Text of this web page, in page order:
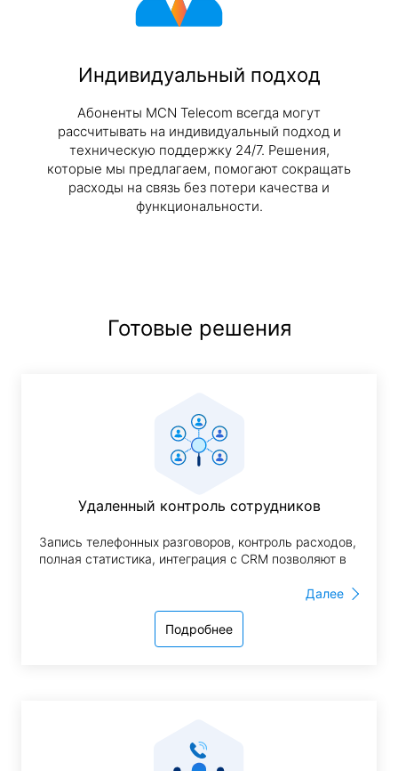
Индивидуальный подход
Абоненты MCN Telecom всегда могут
рассчитывать на индивидуальный подход и
техническую поддержку 24/7. Решения,
которые мы предлагаем, помогают сокращать
расходы на связь без потери качества и
функциональности.
Готовые решения
Удаленный контроль сотрудников
Запись телефонных разговоров, контроль расходов,
полная статистика, интеграция с CRM позволяют в
сотрудников, а также загруженность линий и общее
Далее
Подробнее